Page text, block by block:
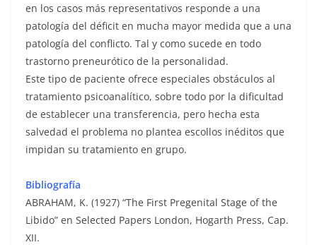
en los casos más representativos responde a una
patología del déficit en mucha mayor medida que a una
patología del conflicto. Tal y como sucede en todo
trastorno preneurótico de la personalidad.
Este tipo de paciente ofrece especiales obstáculos al
tratamiento psicoanalítico, sobre todo por la dificultad
de establecer una transferencia, pero hecha esta
salvedad el problema no plantea escollos inéditos que
impidan su tratamiento en grupo.
Bibliografía
ABRAHAM, K. (1927) “The First Pregenital Stage of the
Libido” en Selected Papers London, Hogarth Press, Cap.
XII.